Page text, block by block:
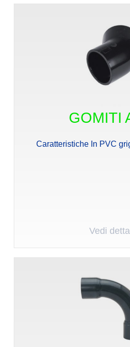
GOMITI
Caratteristiche In PVC
Vedi